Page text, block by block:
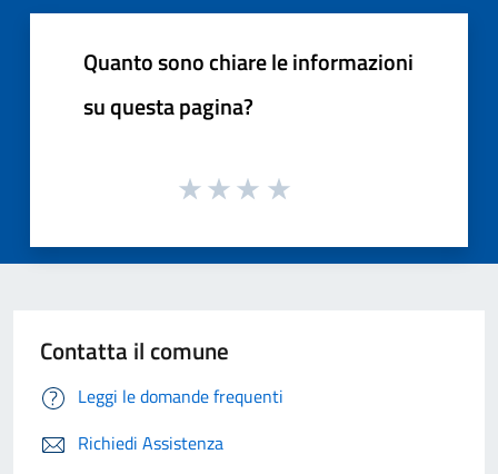
Quanto sono chiare le informazioni
su questa pagina?
Contatta il comune
Leggi le domande frequenti
Richiedi Assistenza